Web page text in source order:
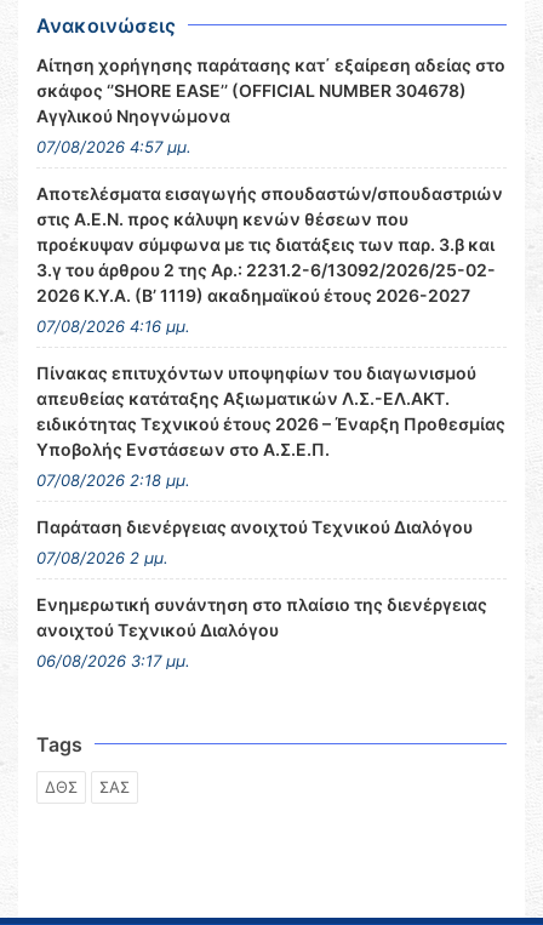
Ανακοινώσεις
Αίτηση χορήγησης παράτασης κατ΄ εξαίρεση αδείας στο
σκάφος ‘’SHORE EASE’’ (OFFICIAL NUMBER 304678)
Αγγλικού Νηογνώμονα
07/08/2026 4:57 μμ.
Αποτελέσματα εισαγωγής σπουδαστών/σπουδαστριών
στις Α.Ε.Ν. προς κάλυψη κενών θέσεων που
προέκυψαν σύμφωνα με τις διατάξεις των παρ. 3.β και
3.γ του άρθρου 2 της Αρ.: 2231.2-6/13092/2026/25-02-
2026 Κ.Υ.Α. (Β’ 1119) ακαδημαϊκού έτους 2026-2027
07/08/2026 4:16 μμ.
Πίνακας επιτυχόντων υποψηφίων του διαγωνισμού
απευθείας κατάταξης Αξιωματικών Λ.Σ.-ΕΛ.ΑΚΤ.
ειδικότητας Τεχνικού έτους 2026 – Έναρξη Προθεσμίας
Υποβολής Ενστάσεων στο Α.Σ.Ε.Π.
07/08/2026 2:18 μμ.
Παράταση διενέργειας ανοιχτού Τεχνικού Διαλόγου
07/08/2026 2 μμ.
Ενημερωτική συνάντηση στο πλαίσιο της διενέργειας
ανοιχτού Τεχνικού Διαλόγου
06/08/2026 3:17 μμ.
Tags
ΔΘΣ ΣΑΣ